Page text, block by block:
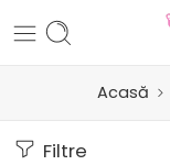
Acasă
Filtre